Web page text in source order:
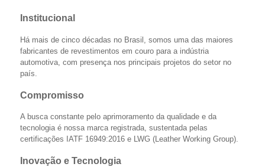
Institucional
Há mais de cinco décadas no Brasil, somos uma das maiores
fabricantes de revestimentos em couro para a indústria
automotiva, com presença nos principais projetos do setor no
país.
Compromisso
A busca constante pelo aprimoramento da qualidade e da
tecnologia é nossa marca registrada, sustentada pelas
certificações IATF 16949:2016 e LWG (Leather Working Group).
Inovação e Tecnologia